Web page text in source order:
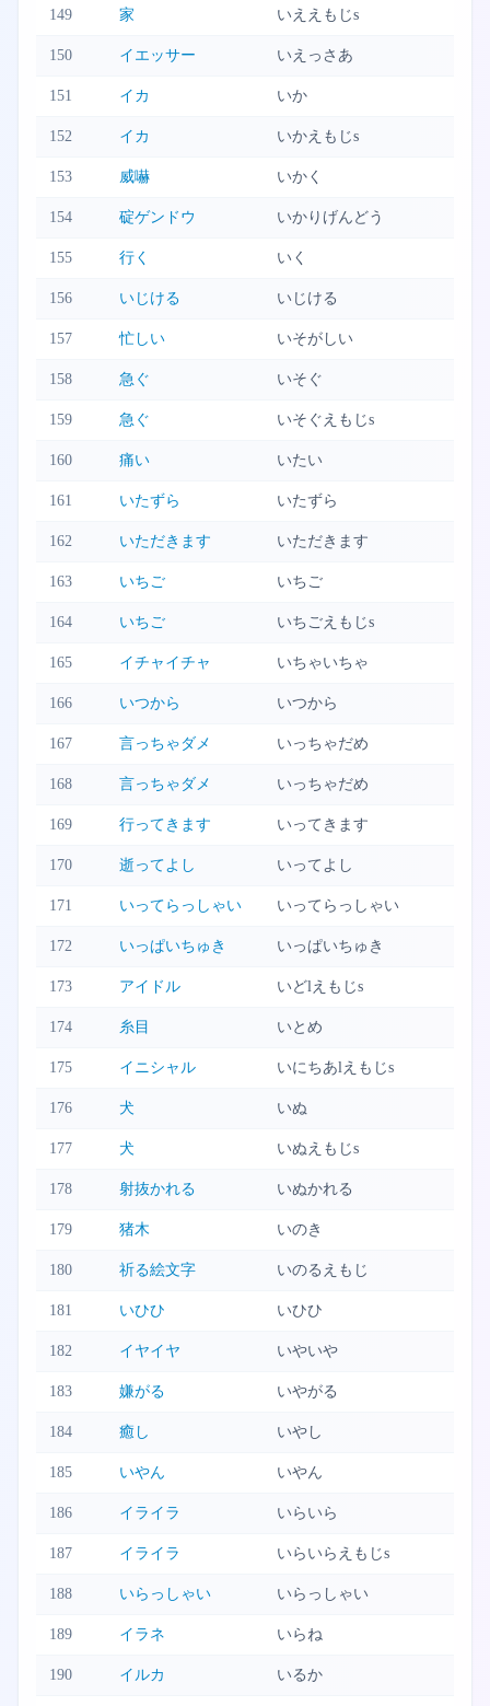
149 家 いええもじs
150 イエッサー いえっさあ
151 イカ いか
152 イカ いかえもじs
153 威嚇 いかく
154 碇ゲンドウ いかりげんどう
155 行く いく
156 いじける いじける
157 忙しい いそがしい
158 急ぐ いそぐ
159 急ぐ いそぐえもじs
160 痛い いたい
161 いたずら いたずら
162 いただきます いただきます
163 いちご いちご
164 いちご いちごえもじs
165 イチャイチャ いちゃいちゃ
166 いつから いつから
167 言っちゃダメ いっちゃだめ
168 言っちゃダメ いっちゃだめ
169 行ってきます いってきます
170 逝ってよし いってよし
171 いってらっしゃい いってらっしゃい
172 いっぱいちゅき いっぱいちゅき
173 アイドル いどlえもじs
174 糸目 いとめ
175 イニシャル いにちあlえもじs
176 犬 いぬ
177 犬 いぬえもじs
178 射抜かれる いぬかれる
179 猪木 いのき
180 祈る絵文字 いのるえもじ
181 いひひ いひひ
182 イヤイヤ いやいや
183 嫌がる いやがる
184 癒し いやし
185 いやん いやん
186 イライラ いらいら
187 イライラ いらいらえもじs
188 いらっしゃい いらっしゃい
189 イラネ いらね
190 イルカ いるか